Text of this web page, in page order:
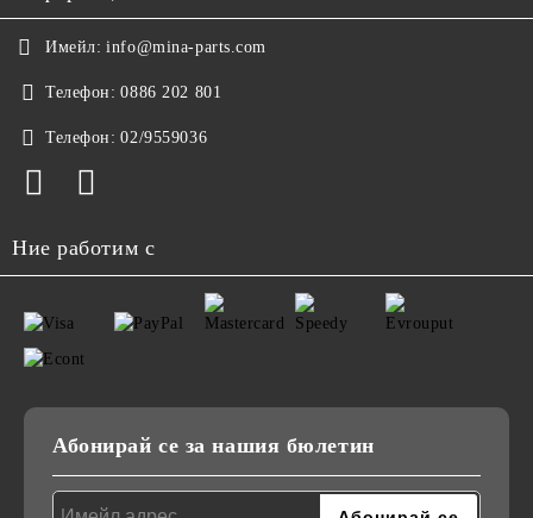
Имейл: info@mina-parts.com
Телефон: 0886 202 801
Телефон: 02/9559036
Ние работим с
Абонирай се за нашия бюлетин